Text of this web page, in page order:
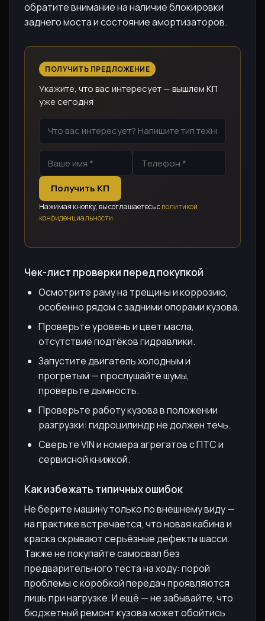
обратите внимание на наличие блокировки
заднего моста и состояние амортизаторов.
ПОЛУЧИТЬ ПРЕДЛОЖЕНИЕ
Укажите, что вас интересует — вышлем КП
уже сегодня
Получить КП
Нажимая кнопку, вы соглашаетесь сполитикой
конфиденциальности
Чек-лист проверки перед покупкой
Осмотрите раму на трещины и коррозию,
особенно рядом с задними опорами кузова.
Проверьте уровень и цвет масла,
отсутствие подтёков гидравлики.
Запустите двигатель холодным и
прогретым — прослушайте шумы,
проверьте дымность.
Проверьте работу кузова в положении
разгрузки: гидроцилиндр не должен течь.
Сверьте VIN и номера агрегатов с ПТС и
сервисной книжкой.
Как избежать типичных ошибок
Не берите машину только по внешнему виду —
на практике встречается, что новая кабина и
краска скрывают серьёзные дефекты шасси.
Также не покупайте самосвал без
предварительного теста на ходу: порой
проблемы с коробкой передач проявляются
лишь при нагрузке. И ещё — не забывайте, что
бюджетный ремонт кузова может обойтись